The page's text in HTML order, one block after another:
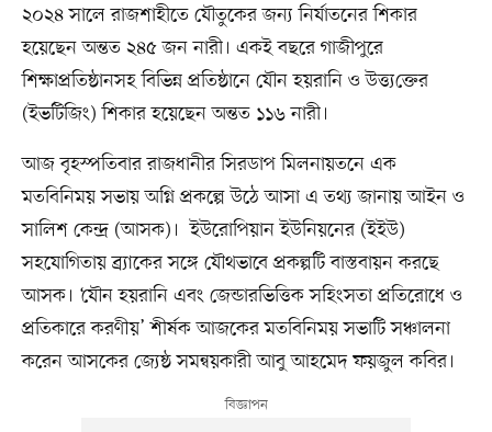
২০২৪ সালে রাজশাহীতে যৌতুকের জন্য নির্যাতনের শিকার
হয়েছেন অন্তত ২৪৫ জন নারী। একই বছরে গাজীপুরে
শিক্ষাপ্রতিষ্ঠানসহ বিভিন্ন প্রতিষ্ঠানে যৌন হয়রানি ও উত্ত৵ক্তের
(ইভটিজিং) শিকার হয়েছেন অন্তত ১১৬ নারী।
আজ বৃহস্পতিবার রাজধানীর সিরডাপ মিলনায়তনে এক
মতবিনিময় সভায় অগ্নি প্রকল্পে উঠে আসা এ তথ্য জানায় আইন ও
সালিশ কেন্দ্র (আসক)। ইউরোপিয়ান ইউনিয়নের (ইইউ)
সহযোগিতায় ব্র্যাকের সঙ্গে যৌথভাবে প্রকল্পটি বাস্তবায়ন করছে
আসক। ‘যৌন হয়রানি এবং জেন্ডারভিত্তিক সহিংসতা প্রতিরোধে ও
প্রতিকারে করণীয়’ শীর্ষক আজকের মতবিনিময় সভাটি সঞ্চালনা
করেন আসকের জ্যেষ্ঠ সমন্বয়কারী আবু আহমেদ ফয়জুল কবির।